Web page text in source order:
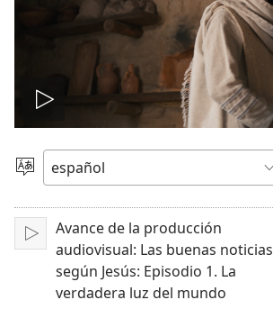
Reproducir
video
Elegir
idioma
Reproducir
Avance de la producción
audiovisual: Las buenas noticias
según Jesús: Episodio 1. La
verdadera luz del mundo